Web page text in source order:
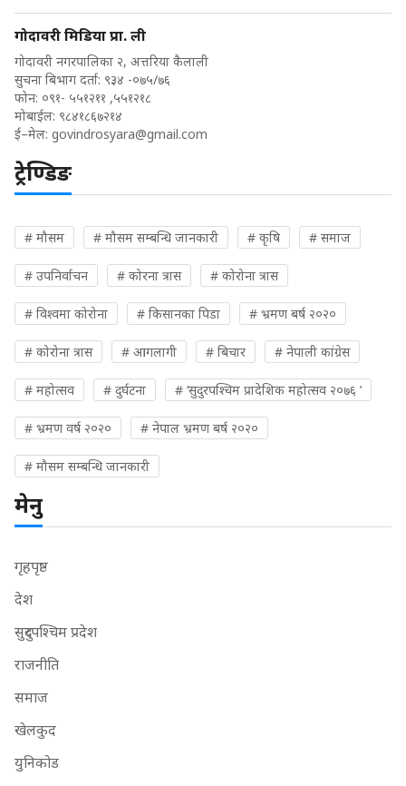
गोदावरी मिडिया प्रा. ली
गोदावरी नगरपालिका २, अत्तरिया कैलाली
सुचना बिभाग दर्ता: ९३४ -०७५/७६
फोन: ०९१- ५५१२११ ,५५१२१८
मोबाईल: ९८४१८६७२१४
ई–मेल: govindrosyara@gmail.com
ट्रेण्डिङ
# मौसम # मौसम सम्बन्धि जानकारी # कृषि # समाज
# उपनिर्वाचन # कोरना त्रास # कोरोना त्रास
# विश्वमा कोरोना # किसानका पिडा # भ्रमण बर्ष २०२०
# कोरोना त्रास # आगलागी # बिचार # नेपाली कांग्रेस
# महोत्सव # दुर्घटना # ‘सुदुरपश्चिम प्रादेशिक महोत्सव २०७६ ’
# भ्रमण वर्ष २०२० # नेपाल भ्रमण बर्ष २०२०
# मौसम सम्बन्धि जानकारी
मेनु
गृहपृष्ठ
देश
सुदुरपश्चिम प्रदेश
राजनीति
समाज
खेलकुद
युनिकोड